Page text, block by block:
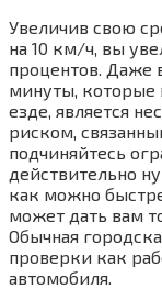
Увеличив свою
на 10 км/ч, вы
процентов. Даже
минуты, которые
езде, является
риском,
подчиняйтесь
действительно
как можно
может дать вам
Обычная
проверки как
автомобиля.